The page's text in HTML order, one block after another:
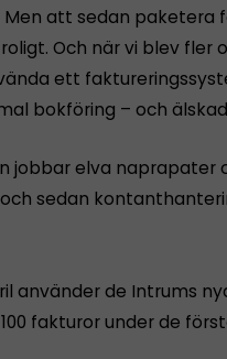
att sedan paketera
Och när vi blev
ett
bokföring – och
jobbar elva naprapater
sedan
använder de Intrums
fakturor under de